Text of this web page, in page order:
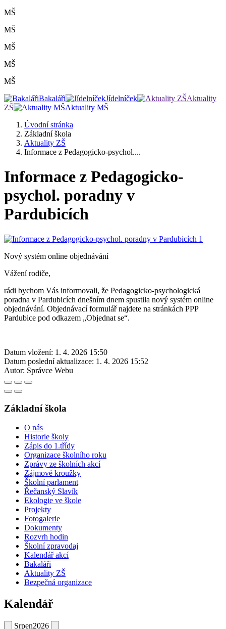
MŠ
MŠ
MŠ
MŠ
MŠ
Bakaláři
Jídelníček
Aktuality
ZŠ
Aktuality MŠ
Úvodní stránka
Základní škola
Aktuality ZŠ
Informace z Pedagogicko-psychol....
Informace z Pedagogicko-
psychol. poradny v
Pardubicích
Nový systém online objednávání
Vážení rodiče,
rádi bychom Vás informovali, že Pedagogicko-psychologická
poradna v Pardubicích dnešním dnem spustila nový systém online
objednávání. Objednávací formulář najdete na stránkách PPP
Pardubice pod odkazem „Objednat se“.
Datum vložení: 1. 4. 2026 15:50
Datum poslední aktualizace: 1. 4. 2026 15:52
Autor: Správce Webu
Základní škola
O nás
Historie školy
Zápis do 1.třídy
Organizace školního roku
Zprávy ze školních akcí
Zájmové kroužky
Školní parlament
Řečanský Slavík
Ekologie ve škole
Projekty
Fotogalerie
Dokumenty
Rozvrh hodin
Školní zpravodaj
Kalendář akcí
Bakaláři
Aktuality ZŠ
Bezpečná organizace
Kalendář
Srpen2026